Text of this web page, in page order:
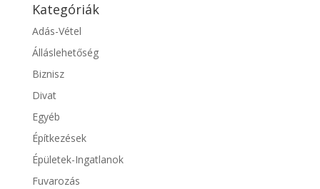
Kategóriák
Adás-Vétel
Álláslehetőség
Biznisz
Divat
Egyéb
Építkezések
Épületek-Ingatlanok
Fuvarozás